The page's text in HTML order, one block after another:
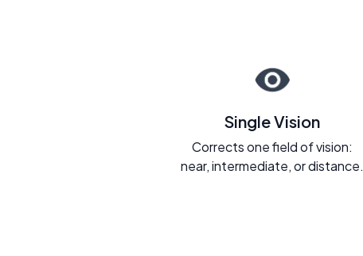
Single Vision
Corrects one field of vision:
near, intermediate, or distance.